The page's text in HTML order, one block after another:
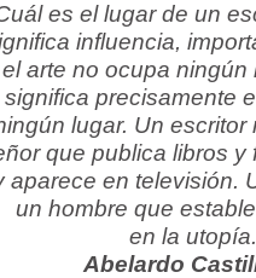
es el lugar de un
influencia,
el arte no ocupa ningún
significa precisamente
lugar. Un escritor
que publica libros y
aparece en televisión.
un hombre que
en la utopía.
Abelardo